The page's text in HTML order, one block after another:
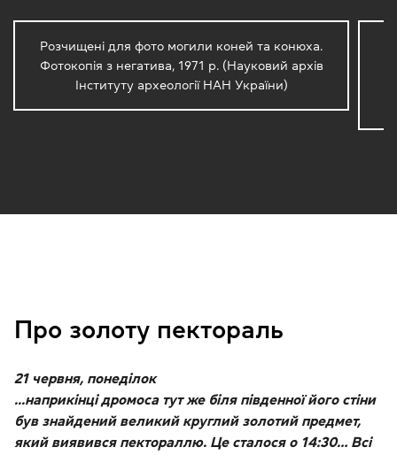
Розчищені для фото могили коней та конюха.
Фотокопія з негатива, 1971 р. (Науковий архів
Інституту археології НАН України)
Про золоту пектораль
21 червня, понеділок
...наприкінці дромоса тут же біля південної його стіни
був знайдений великий круглий золотий предмет,
який виявився пектораллю. Це сталося о 14:30… Всі